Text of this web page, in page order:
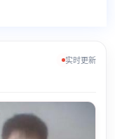
实时更新